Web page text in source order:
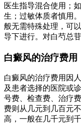
医生指导混合使用；
生；过敏体质者慎用
般无需特殊处理，可
导下进行。对白芍总
白癜风的治疗费用
白癜风的治疗费用因
及患者选择的医院或
号费、检查费、治疗
费则从几元到几百元
高，一般在几千元到